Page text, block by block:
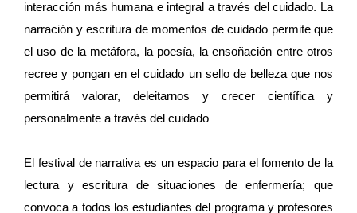
interacción más humana e integral a través del cuidado. La
narración y escritura de momentos de cuidado permite que
el uso de la metáfora, la poesía, la ensoñación entre otros
recree y pongan en el cuidado un sello de belleza que nos
permitirá valorar, deleitarnos y crecer científica y
personalmente a través del cuidado
El festival de narrativa es un espacio para el fomento de la
lectura y escritura de situaciones de enfermería; que
convoca a todos los estudiantes del programa y profesores